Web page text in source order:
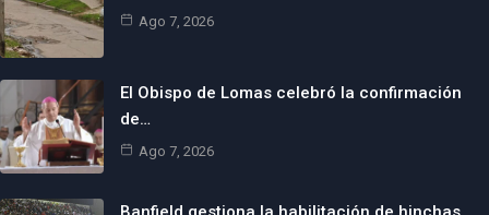
Ago 7, 2026
El Obispo de Lomas celebró la confirmación
de…
Ago 7, 2026